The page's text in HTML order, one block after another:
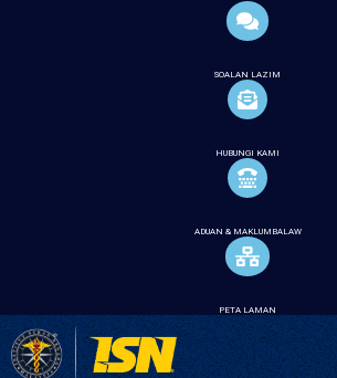
SOALAN LAZIM
HUBUNGI KAMI
ADUAN & MAKLUMBALAW
PETA LAMAN